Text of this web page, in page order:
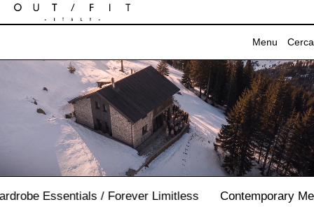
VAI DIRETTAMENTE AI CONTENUTI
Menu Cerca
CHIUDI
Campagna
B2B
Press / Forever Limitless Contemporary Men’s